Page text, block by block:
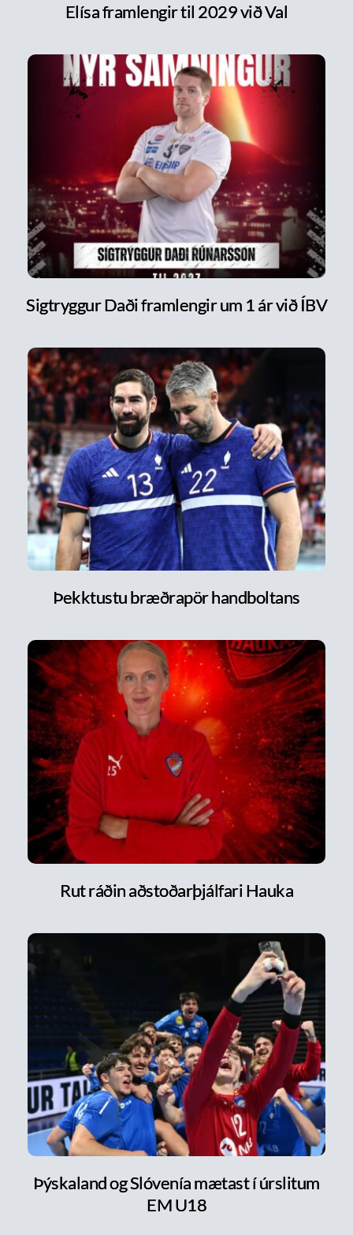
Elísa framlengir til 2029 við Val
Sigtryggur Daði framlengir um 1 ár við ÍBV
Þekktustu bræðrapör handboltans
Rut ráðin aðstoðarþjálfari Hauka
Þýskaland og Slóvenía mætast í úrslitum
EM U18